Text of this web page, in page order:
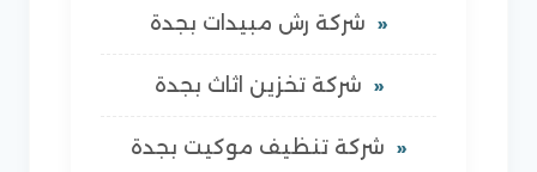
شركة رش مبيدات بجدة
شركة تخزين اثاث بجدة
شركة تنظيف موكيت بجدة